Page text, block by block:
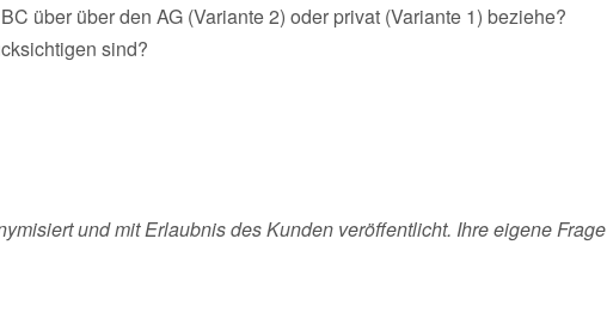
über über den AG (Variante 2) oder privat (Variante 1) beziehe?
sind?
und mit Erlaubnis des Kunden veröffentlicht. Ihre eigene Frage